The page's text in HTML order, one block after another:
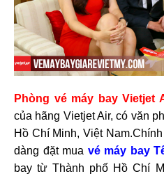
Phòng vé máy bay Vietjet
của hãng Vietjet Air, có văn
Hồ Chí Minh, Việt
dàng đặt mua vé máy bay
bay từ Thành phố Hồ Chí